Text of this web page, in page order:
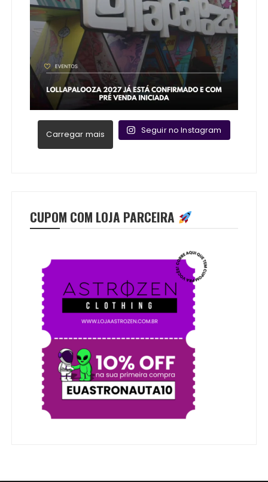
Carregar mais Seguir no Instagram
CUPOM COM LOJA PARCEIRA